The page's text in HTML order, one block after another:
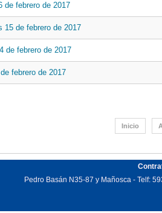
de febrero de 2017
15 de febrero de 2017
de febrero de 2017
febrero de 2017
Inicio
Pedro Basán N35-87 y Mañosca - Telf: